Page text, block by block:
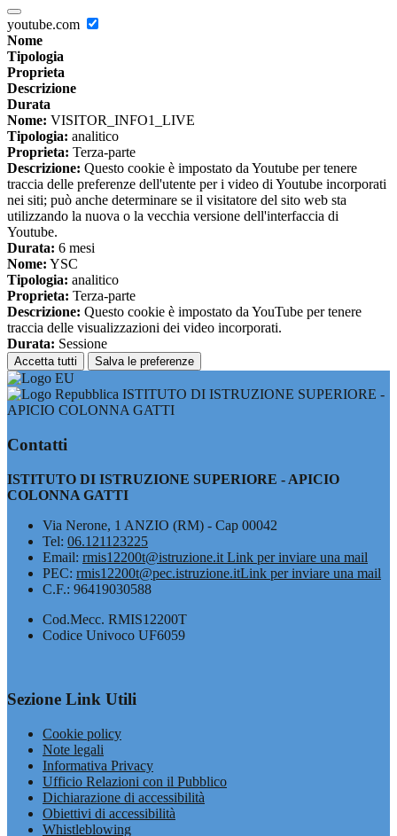
youtube.com
Nome
Tipologia
Proprieta
Descrizione
Durata
Nome: VISITOR_INFO1_LIVE
Tipologia: analitico
Proprieta: Terza-parte
Descrizione: Questo cookie è impostato da Youtube per tenere
traccia delle preferenze dell'utente per i video di Youtube incorporati
nei siti; può anche determinare se il visitatore del sito web sta
utilizzando la nuova o la vecchia versione dell'interfaccia di
Youtube.
Durata: 6 mesi
Nome: YSC
Tipologia: analitico
Proprieta: Terza-parte
Descrizione: Questo cookie è impostato da YouTube per tenere
traccia delle visualizzazioni dei video incorporati.
Durata: Sessione
Accetta tutti Salva le preferenze
ISTITUTO DI ISTRUZIONE SUPERIORE -
APICIO COLONNA GATTI
Contatti
ISTITUTO DI ISTRUZIONE SUPERIORE - APICIO
COLONNA GATTI
Via Nerone, 1 ANZIO (RM) - Cap 00042
Tel: 06.121123225
Email: rmis12200t@istruzione.it Link per inviare una mail
PEC: rmis12200t@pec.istruzione.itLink per inviare una mail
C.F.: 96419030588
Cod.Mecc. RMIS12200T
Codice Univoco UF6059
Sezione Link Utili
Cookie policy
Note legali
Informativa Privacy
Ufficio Relazioni con il Pubblico
Dichiarazione di accessibilità
Obiettivi di accessibilità
Whistleblowing